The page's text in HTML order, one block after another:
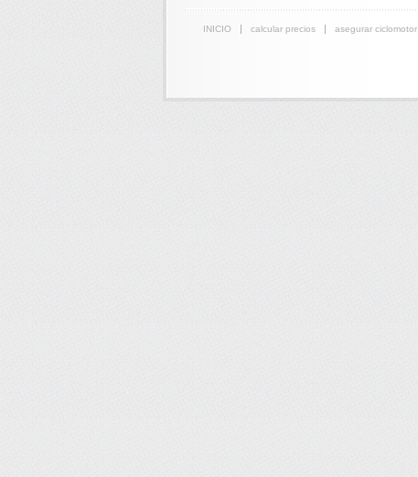
INICIO calcular precios asegurar ciclomotor